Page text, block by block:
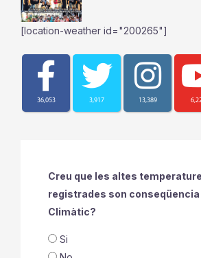
[location-weather id="200265"]
36,053 3,917 13,389
Creu que les altes
registrades son conseqüencia
Climàtic?
Si